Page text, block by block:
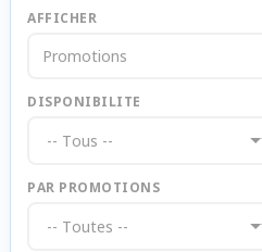
AFFICHER
Promotions
DISPONIBILITE
PAR PROMOTIONS